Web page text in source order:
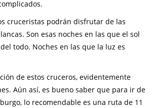
cruceristas podrán disfrutar de las
Son esas noches en las que el sol
todo. Noches en las que la luz es
de estos cruceros, evidentemente
Aún así, es bueno saber que para ir de
lo recomendable es una ruta de 11